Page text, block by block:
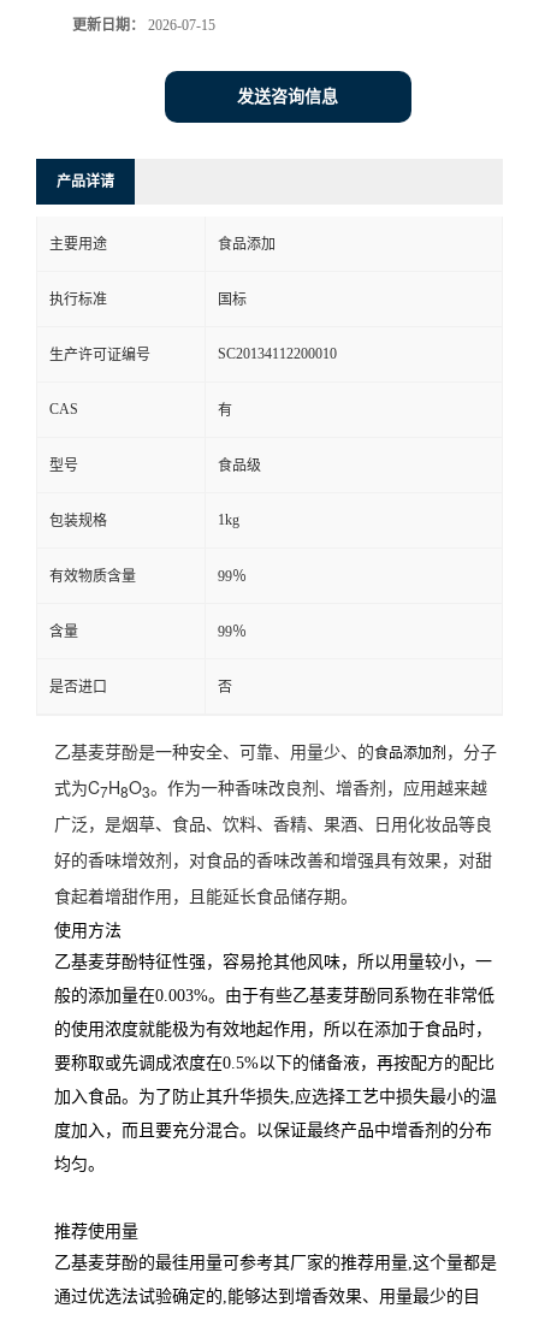
更新日期： 2026-07-15
发送咨询信息
产品详请
主要用途 食品添加
执行标准 国标
生产许可证编号 SC20134112200010
CAS 有
型号 食品级
包装规格 1kg
有效物质含量 99％
含量 99％
是否进口 否
乙基麦芽酚是一种安全、可靠、用量少、的食品添加剂 ，分子
式为C7H8O3。作为一种香味改良剂、增香剂，应用越来越
广泛，是烟草、食品、饮料、香精、果酒、日用化妆品等良
好的香味增效剂，对食品的香味改善和增强具有效果，对甜
食起着增甜作用，且能延长食品储存期。
使用方法
乙基麦芽酚特征性强，容易抢其他风味，所以用量较小，一
般的添加量在0.003%。由于有些乙基麦芽酚同系物在非常低
的使用浓度就能极为有效地起作用，所以在添加于食品时，
要称取或先调成浓度在0.5%以下的储备液，再按配方的配比
加入食品。为了防止其升华损失,应选择工艺中损失最小的温
度加入，而且要充分混合。以保证最终产品中增香剂的分布
均匀。
推荐使用量
乙基麦芽酚的最徍用量可参考其厂家的推荐用量,这个量都是
通过优选法试验确定的,能够达到增香效果、用量最少的目